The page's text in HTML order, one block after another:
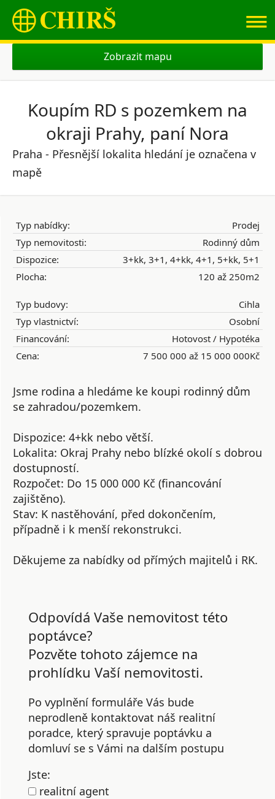
≡
Zobrazit mapu
Koupím RD s pozemkem na
okraji Prahy, paní Nora
Praha - Přesnější lokalita hledání je označena v
mapě
Typ nabídky:
Prodej
Typ nemovitosti:
Rodinný dům
Dispozice:
3+kk, 3+1, 4+kk, 4+1, 5+kk, 5+1
Plocha:
120 až 250m2
Typ budovy:
Cihla
Typ vlastnictví:
Osobní
Financování:
Hotovost / Hypotéka
Cena:
7 500 000 až 15 000 000Kč
Jsme rodina a hledáme ke koupi rodinný dům
se zahradou/pozemkem.
Dispozice: 4+kk nebo větší.
Lokalita: Okraj Prahy nebo blízké okolí s dobrou
dostupností.
Rozpočet: Do 15 000 000 Kč (financování
zajištěno).
Stav: K nastěhování, před dokončením,
případně i k menší rekonstrukci.
Děkujeme za nabídky od přímých majitelů i RK.
Odpovídá Vaše nemovitost této
poptávce?
Pozvěte tohoto zájemce na
prohlídku Vaší nemovitosti.
Po vyplnění formuláře Vás bude
neprodleně kontaktovat náš realitní
poradce, který spravuje poptávku a
domluví se s Vámi na dalším postupu
Jste:
realitní agent